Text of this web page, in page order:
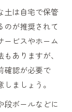
土は自宅で保管
のが推奨されて
ービスやホーム
ありますが、
確認が必要で
ましょう。
段ボールなどに